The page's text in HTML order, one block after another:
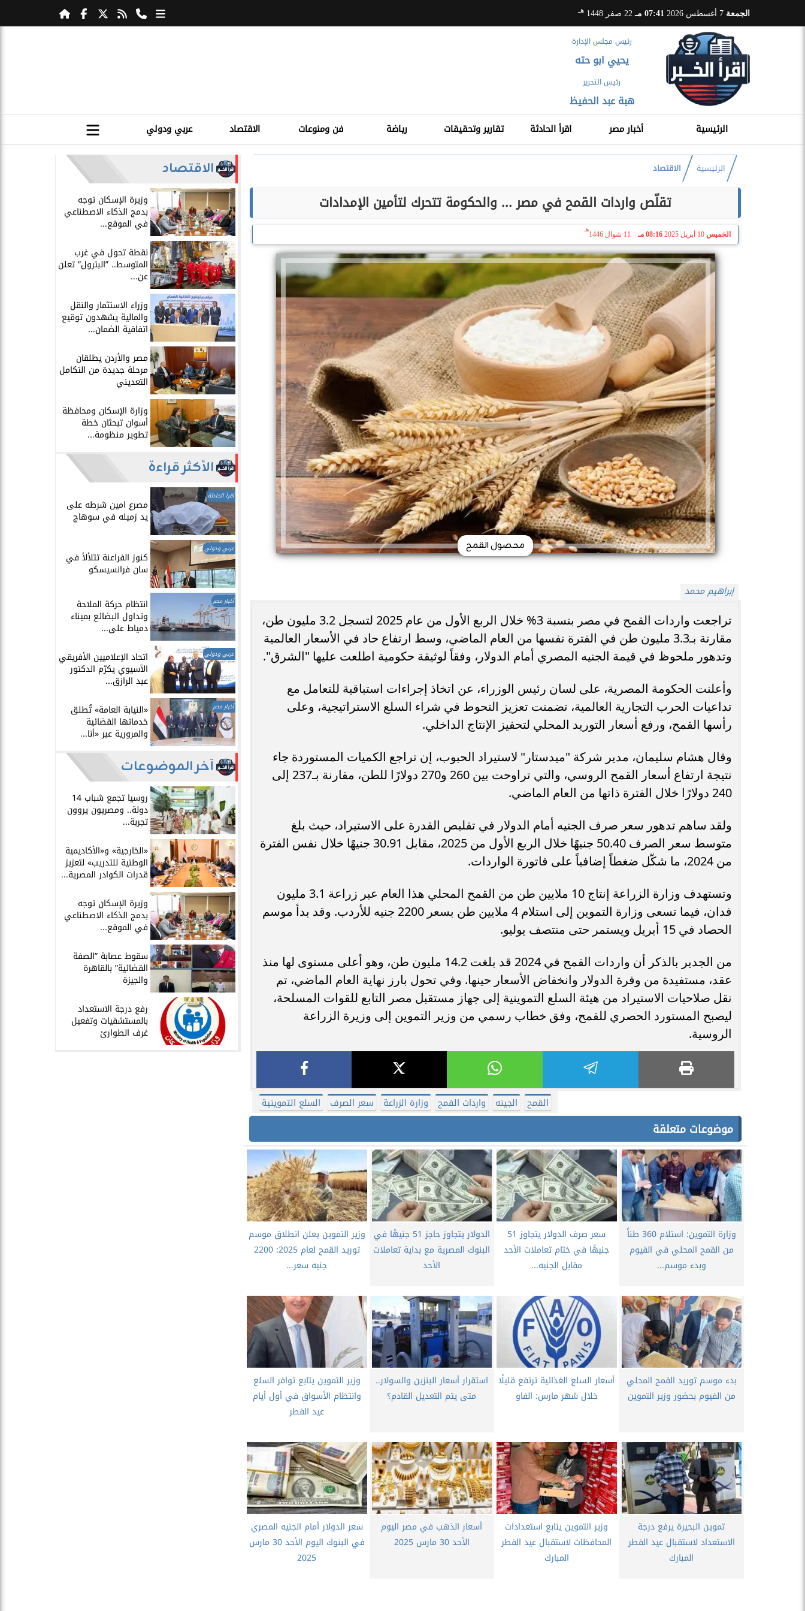
الجمعة 07:41 مـ 22 صفر 1448 هـ
رئيس مجلس الإدارة
يحيي ابو حته
رئيس التحرير
هبة عبد الحفيظ
الرئيسية أخبار مصر اقرأ الحادثة تقارير وتحقيقات رياضة فن ومنوعات الاقتصاد عربي ودولي
الرئيسية الاقتصاد
تقلّص واردات القمح في مصر ... والحكومة تتحرك لتأمين الإمدادات
الخميس 10 أبريل 2025 08:16 مـ 11 شوال 1446
هـ
محصول القمح
إبراهيم محمد
تراجعت واردات القمح في مصر بنسبة 3% خلال الربع الأول من عام 2025 لتسجل 3.2 مليون طن،
مقارنة بـ3.3 مليون طن في الفترة نفسها من العام الماضي، وسط ارتفاع حاد في الأسعار العالمية
وتدهور ملحوظ في قيمة الجنيه المصري أمام الدولار، وفقاً لوثيقة حكومية اطلعت عليها "الشرق".
وأعلنت الحكومة المصرية، على لسان رئيس الوزراء، عن اتخاذ إجراءات استباقية للتعامل مع
تداعيات الحرب التجارية العالمية، تضمنت تعزيز التحوط في شراء السلع الاستراتيجية، وعلى
رأسها القمح، ورفع أسعار التوريد المحلي لتحفيز الإنتاج الداخلي.
وقال هشام سليمان، مدير شركة "ميدستار" لاستيراد الحبوب، إن تراجع الكميات المستوردة جاء
نتيجة ارتفاع أسعار القمح الروسي، والتي تراوحت بين 260 و270 دولارًا للطن، مقارنة بـ237 إلى
240 دولارًا خلال الفترة ذاتها من العام الماضي.
ولقد ساهم تدهور سعر صرف الجنيه أمام الدولار في تقليص القدرة على الاستيراد، حيث بلغ
متوسط سعر الصرف 50.40 جنيهًا خلال الربع الأول من 2025، مقابل 30.91 جنيهًا خلال نفس الفترة
من 2024، ما شكّل ضغطاً إضافياً على فاتورة الواردات.
وتستهدف وزارة الزراعة إنتاج 10 ملايين طن من القمح المحلي هذا العام عبر زراعة 3.1 مليون
فدان، فيما تسعى وزارة التموين إلى استلام 4 ملايين طن بسعر 2200 جنيه للأردب. وقد بدأ موسم
الحصاد في 15 أبريل ويستمر حتى منتصف يوليو.
من الجدير بالذكر أن واردات القمح في 2024 قد بلغت 14.2 مليون طن، وهو أعلى مستوى لها منذ
عقد، مستفيدة من وفرة الدولار وانخفاض الأسعار حينها. وفي تحول بارز نهاية العام الماضي، تم
نقل صلاحيات الاستيراد من هيئة السلع التموينية إلى جهاز مستقبل مصر التابع للقوات المسلحة،
ليصبح المستورد الحصري للقمح، وفق خطاب رسمي من وزير التموين إلى وزيرة الزراعة
الروسية.
القمح الجينه واردات القمح وزارة الزراعة سعر الصرف السلع التموينية
موضوعات متعلقة
وزارة التموين: استلام 360 طناً
من القمح المحلي في الفيوم
وبدء موسم...
سعر صرف الدولار يتجاوز 51
جنيهًا في ختام تعاملات الأحد
مقابل الجنيه...
الدولار يتجاوز حاجز 51 جنيهًا في
البنوك المصرية مع بداية تعاملات
الأحد
وزير التموين يعلن انطلاق موسم
توريد القمح لعام 2025: 2200
جنيه سعر...
بدء موسم توريد القمح المحلي
من الفيوم بحضور وزير التموين
أسعار السلع الغذائية ترتفع قليلًا
خلال شهر مارس: الفاو
استقرار أسعار البنزين والسولار..
متى يتم التعديل القادم؟
وزير التموين يتابع توافر السلع
وانتظام الأسواق في أول أيام
عيد الفطر
تموين البحيرة يرفع درجة
الاستعداد لاستقبال عيد الفطر
المبارك
وزير التموين يتابع استعدادات
المحافظات لاستقبال عيد الفطر
المبارك
أسعار الذهب في مصر اليوم
الأحد 30 مارس 2025
سعر الدولار أمام الجنيه المصري
في البنوك اليوم الأحد 30 مارس
2025
الاقتصاد
​وزيرة الإسكان توجه
بدمج الذكاء الاصطناعي
في الموقع...
​نقطة تحول في غرب
المتوسط.. ”البترول” تعلن
عن...
​وزراء الاستثمار والنقل
والمالية يشهدون توقيع
اتفاقية الضمان...
​مصر والأردن يطلقان
مرحلة جديدة من التكامل
التعديني
وزارة الإسكان ومحافظة
أسوان تبحثان خطة
تطوير منظومة...
الأكثر قراءة
اقرأ الحادثة
مصرع امين شرطه على
يد زميله في سوهاج
عربي ودولي
​كنوز الفراعنة تتلألأ في
سان فرانسيسكو
أخبار مصر انتظام حركة الملاحة
وتداول البضائع بميناء
دمياط على...
عربي ودولي اتحاد الإعلاميين الأفريقي
الآسيوي يكرّم الدكتور
عبد الرازق...
أخبار مصر ​«النيابة العامة» تُطلق
خدماتها القضائية
والمرورية عبر «أنا...
آخر الموضوعات
روسيا تجمع شباب 14
دولة.. ومصريون يروون
تجربة...
​«الخارجية» و«الأكاديمية
الوطنية للتدريب» لتعزيز
قدرات الكوادر المصرية...
​وزيرة الإسكان توجه
بدمج الذكاء الاصطناعي
في الموقع...
سقوط عصابة ”الصفة
القضائية” بالقاهرة
والجيزة
​رفع درجة الاستعداد
بالمستشفيات وتفعيل
غرف الطوارئ